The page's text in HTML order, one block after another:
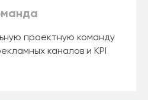
проектную команду
каналов и KPI